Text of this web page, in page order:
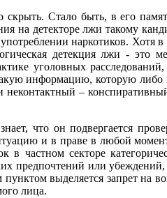
Стало быть, в его
на детекторе лжи такому
наркотиков. Хотя
детекция лжи - это
уголовных
информацию, которую
–
что он подвергается
и в праве в любой
секторе
предпочтений или
выделяется запрет на
лица.